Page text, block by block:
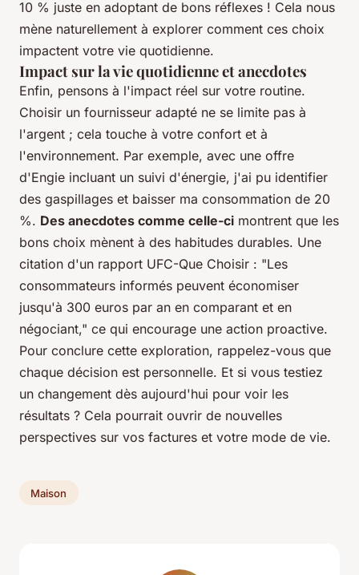
10 % juste en adoptant de bons réflexes ! Cela nous
mène naturellement à explorer comment ces choix
impactent votre vie quotidienne.
Impact sur la vie quotidienne et anecdotes
Enfin, pensons à l'impact réel sur votre routine.
Choisir un fournisseur adapté ne se limite pas à
l'argent ; cela touche à votre confort et à
l'environnement. Par exemple, avec une offre
d'Engie incluant un suivi d'énergie, j'ai pu identifier
des gaspillages et baisser ma consommation de 20
%. Des anecdotes comme celle-ci montrent que les
bons choix mènent à des habitudes durables. Une
citation d'un rapport UFC-Que Choisir : "Les
consommateurs informés peuvent économiser
jusqu'à 300 euros par an en comparant et en
négociant," ce qui encourage une action proactive.
Pour conclure cette exploration, rappelez-vous que
chaque décision est personnelle. Et si vous testiez
un changement dès aujourd'hui pour voir les
résultats ? Cela pourrait ouvrir de nouvelles
perspectives sur vos factures et votre mode de vie.
Maison